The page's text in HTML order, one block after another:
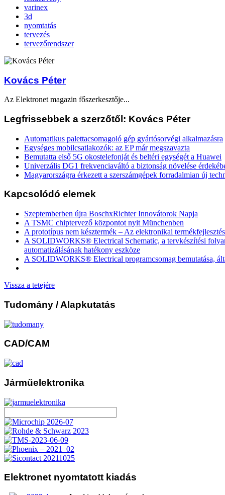
varinex
3d
nyomtatás
tervezés
tervezőrendszer
Kovács Péter
Az Elektronet magazin főszerkesztője...
Legfrissebbek a szerzőtől: Kovács Péter
Automatikus palettacsomagoló gép gyártósorvégi alkalmazásra
Egységes mobilcsatlakozók: az EP már megszavazta
Bemutatta első 5G okostelefonját és beltéri egységét a Huawei
Univerzális DG1 frekvenciaváltó a biztonság növelése
Magyarországra érkezett a szerszámgépek forradalmian új
Kapcsolódó elemek
Szeptemberben újra BoschxRichter Innovátorok Napja
A TSMC chiptervező központot nyit Münchenben
A prototípus nem késztermék – Az elektronikai
A SOLIDWORKS® Electrical Schematic, a tervkészítési
automatizálásának hatékony eszköze
A SOLIDWORKS® Electrical programcsomag bemutatása,
Vissza a tetejére
Tudomány / Alapkutatás
CAD/CAM
Járműelektronika
Elektronet nyomtatott kiadás